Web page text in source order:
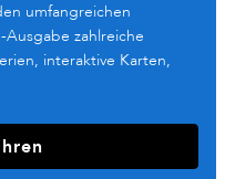
umfangreichen
zahlreiche
interaktive Karten,